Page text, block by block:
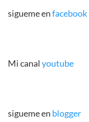
sigueme enfacebook
Mi canal youtube
sigueme en blogger